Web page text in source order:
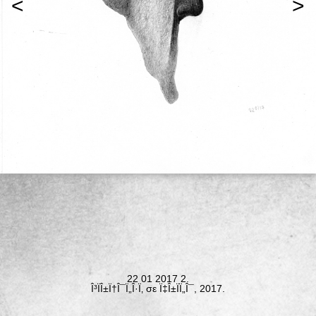
22 01 2017 2.
Î³ÏÎ±Ï†Î¯Ï„Î·Ï‚ σε Ï‡Î±ÏÏ„Î¯, 2017.
< >